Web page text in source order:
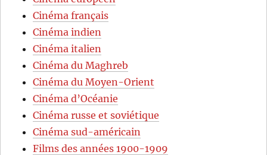
Cinéma français
Cinéma indien
Cinéma italien
Cinéma du Maghreb
Cinéma du Moyen-Orient
Cinéma d’Océanie
Cinéma russe et soviétique
Cinéma sud-américain
Films des années 1900-1909